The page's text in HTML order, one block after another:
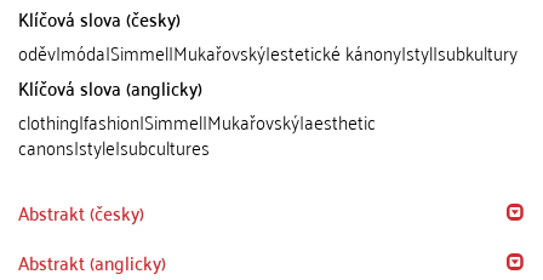
Klíčová slova (česky)
oděv|móda|Simmel|Mukařovský|estetické kánony|styl|subkultury
Klíčová slova (anglicky)
clothing|fashion|Simmel|Mukařovský|aesthetic
canons|style|subcultures
Abstrakt (česky)
Abstrakt (anglicky)